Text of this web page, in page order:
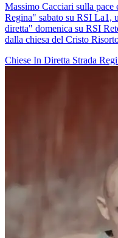
Massimo Cacciari sulla pace
Regina" sabato su RSI La1,
diretta" domenica su RSI
dalla chiesa del Cristo
Chiese In Diretta Strada